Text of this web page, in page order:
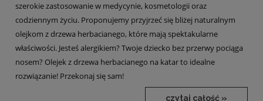
szerokie zastosowanie w medycynie, kosmetologii oraz
codziennym życiu. Proponujemy przyjrzeć się bliżej naturalnym
olejkom z drzewa herbacianego, które mają spektakularne
właściwości. Jesteś alergikiem? Twoje dziecko bez przerwy pociąga
nosem? Olejek z drzewa herbacianego na katar to idealne
rozwiązanie! Przekonaj się sam!
czytaj całość »